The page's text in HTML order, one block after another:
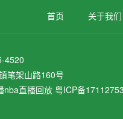
首页 关于我们
4520
笔架山路160号
nba直播回放 粤ICP备